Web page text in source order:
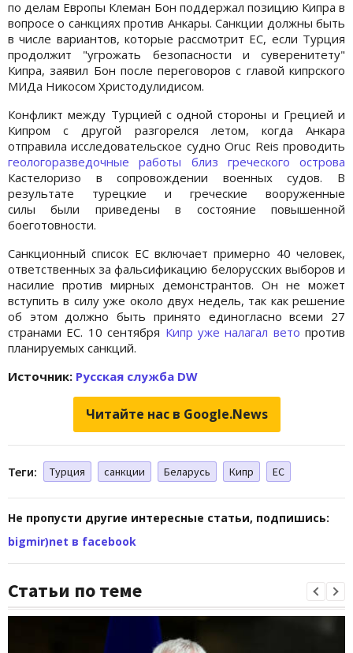
по делам Европы Клеман Бон поддержал позицию Кипра в
вопросе о санкциях против Анкары. Санкции должны быть
в числе вариантов, которые рассмотрит ЕС, если Турция
продолжит "угрожать безопасности и суверенитету"
Кипра, заявил Бон после переговоров с главой кипрского
МИДа Никосом Христодулидисом.
Конфликт между Турцией с одной стороны и Грецией и
Кипром с другой разгорелся летом, когда Анкара
отправила исследовательское судно Oruc Reis проводить
геологоразведочные работы близ греческого острова
Кастелоризо в сопровождении военных судов. В
результате турецкие и греческие вооруженные
силы были приведены в состояние повышенной
боеготовности.
Санкционный список ЕС включает примерно 40 человек,
ответственных за фальсификацию белорусских выборов и
насилие против мирных демонстрантов. Он не может
вступить в силу уже около двух недель, так как решение
об этом должно быть принято единогласно всеми 27
странами ЕС. 10 сентября Кипр уже налагал вето против
планируемых санкций.
Источник: Русская служба DW
Читайте нас в Google.News
Теги: Турция санкции Беларусь Кипр ЕС
Не пропусти другие интересные статьи, подпишись:
bigmir)net в facebook
Статьи по теме